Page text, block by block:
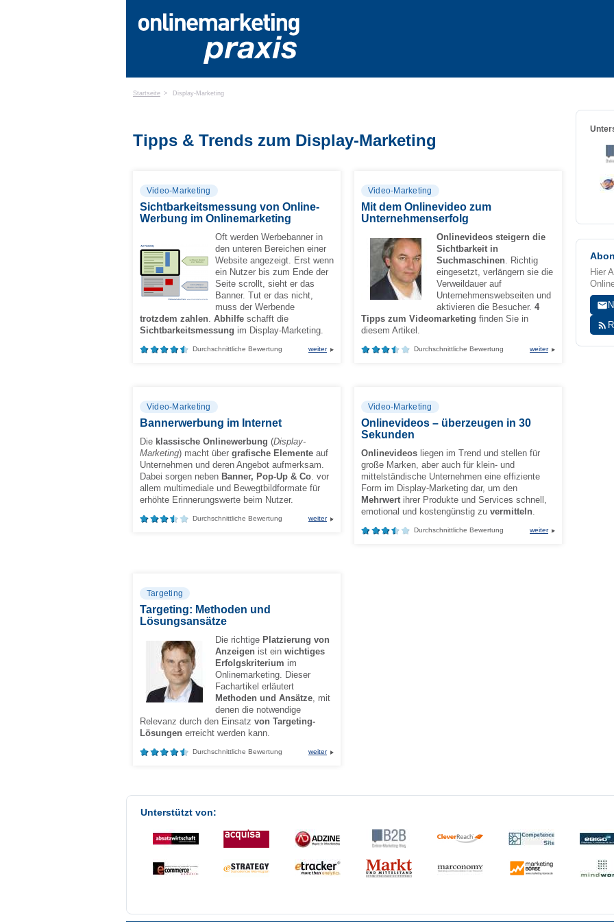
Startseite > Display-Marketing
Hier
Tipps & Trends zum Display-Marketing
Video-Marketing
Sichtbarkeitsmessung von Online-
Werbung im Onlinemarketing
Oft werden Werbebanner in
den unteren Bereichen einer
Website angezeigt. Erst wenn
ein Nutzer bis zum Ende der
Seite scrollt, sieht er das
Banner. Tut er das nicht,
muss der Werbende
trotzdem zahlen Abhilfe schafft die
Sichtbarkeitsmessung im Display-Marketing.
Durchschnittliche Bewertung weiter
Video-Marketing
Bannerwerbung im Internet
Die klassische Onlinewerbung (Display-
Marketing) macht über grafische Elemente auf
Unternehmen und deren Angebot aufmerksam.
Dabei sorgen neben Banner, Pop-Up & Co . vor
allem multimediale und Bewegtbildformate für
erhöhte Erinnerungswerte beim Nutzer.
Durchschnittliche Bewertung weiter
Video-Marketing
Mit dem Onlinevideo zum
Unternehmenserfolg
Onlinevideos steigern die
Sichtbarkeit in
Suchmaschinen . Richtig
eingesetzt, verlängern sie die
Verweildauer auf
Unternehmenswebseiten und
aktivieren die Besucher. 4
Tipps zum Videomarketing finden Sie in
diesem Artikel.
Durchschnittliche Bewertung weiter
Video-Marketing
Onlinevideos – überzeugen in 30
Sekunden
Onlinevideos liegen im Trend und stellen für
große Marken, aber auch für klein- und
mittelständische Unternehmen eine effiziente
Form im Display-Marketing dar, um den
Mehrwert ihrer Produkte und Services schnell,
emotional und kostengünstig zu vermitteln
Durchschnittliche Bewertung weiter
Targeting
Targeting: Methoden und
Lösungsansätze
Die richtige Platzierung von
Anzeigen ist ein wichtiges
Erfolgskriterium im
Onlinemarketing. Dieser
Fachartikel erläutert
Methoden und Ansätze , mit
denen die notwendige
Relevanz durch den Einsatz von Targeting-
Lösungen erreicht werden kann.
Durchschnittliche Bewertung weiter
Unterstützt von: